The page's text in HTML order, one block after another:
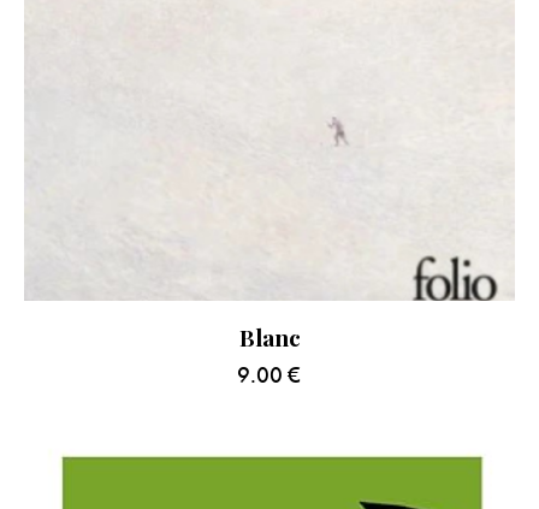
Blanc
9.00 €